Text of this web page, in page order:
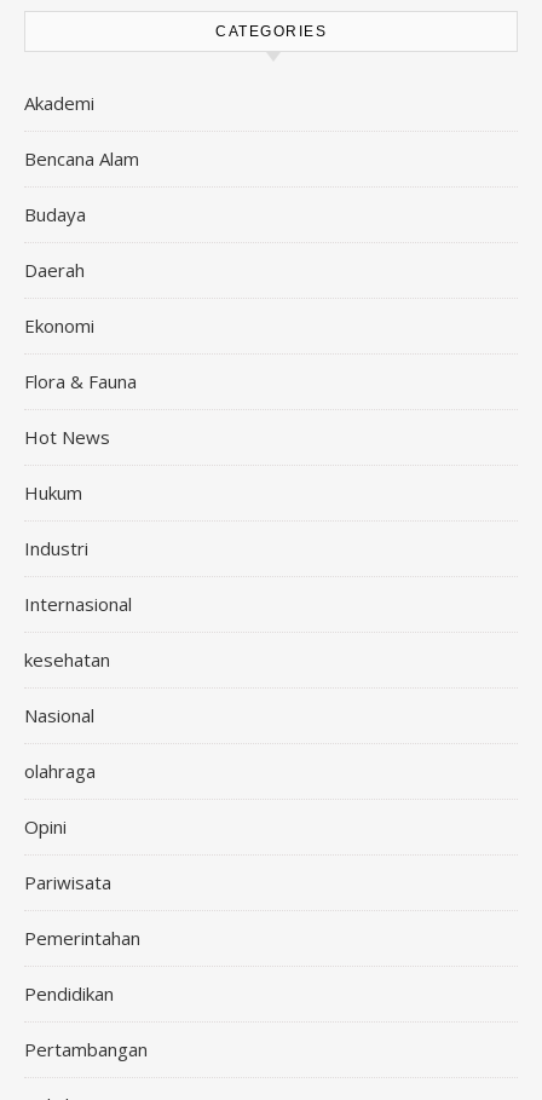
CATEGORIES
Akademi
Bencana Alam
Budaya
Daerah
Ekonomi
Flora & Fauna
Hot News
Hukum
Industri
Internasional
kesehatan
Nasional
olahraga
Opini
Pariwisata
Pemerintahan
Pendidikan
Pertambangan